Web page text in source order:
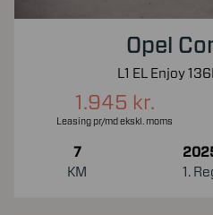
Opel
L1 EL Enjoy
1.945 kr.
Leasing pr/md ekskl. moms
7
KM
1.